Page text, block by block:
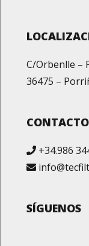
C/Orbenlle –
36475 –
CONTACTO
+34.986
SÍGUENOS